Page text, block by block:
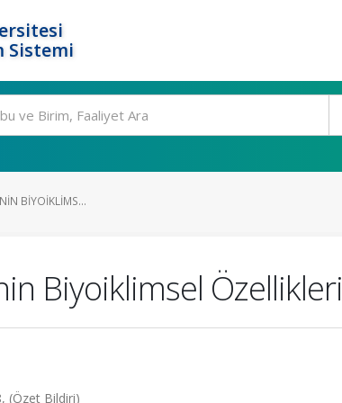
Sistemi
BIYOIKLIMS...
Biyoiklimsel Özellikleri
(Özet Bildiri)